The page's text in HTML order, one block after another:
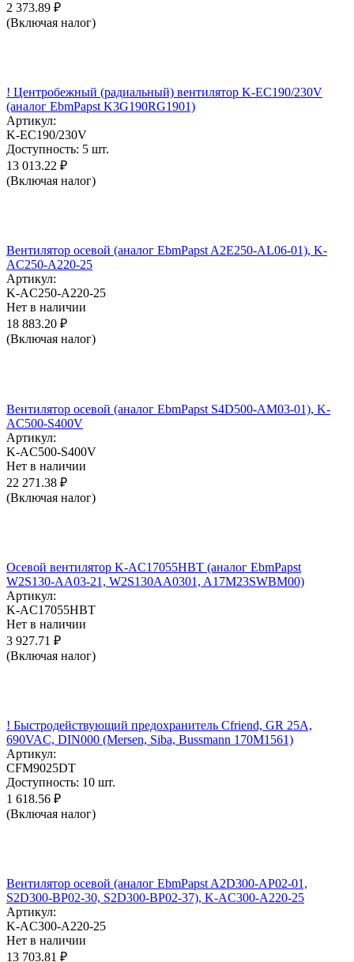
2 373.89 ₽
(Включая налог)
! Центробежный (радиальный) вентилятор K-EC190/230V
(аналог EbmPapst K3G190RG1901)
Артикул:
K-EC190/230V
Доступность: 5 шт.
13 013.22 ₽
(Включая налог)
Вентилятор осевой (аналог EbmPapst A2E250-AL06-01), K-
AC250-A220-25
Артикул:
K-AC250-A220-25
Нет в наличии
18 883.20 ₽
(Включая налог)
Вентилятор осевой (аналог EbmPapst S4D500-AM03-01), K-
AC500-S400V
Артикул:
K-AC500-S400V
Нет в наличии
22 271.38 ₽
(Включая налог)
Осевой вентилятор K-AC17055HBT (аналог EbmPapst
W2S130-AA03-21, W2S130AA0301, A17M23SWBM00)
Артикул:
K-AC17055HBT
Нет в наличии
3 927.71 ₽
(Включая налог)
! Быстродействующий предохранитель Cfriend, GR 25А,
690VAC, DIN000 (Mersen, Siba, Bussmann 170M1561)
Артикул:
CFM9025DT
Доступность: 10 шт.
1 618.56 ₽
(Включая налог)
Вентилятор осевой (аналог EbmPapst A2D300-AP02-01,
S2D300-BP02-30, S2D300-BP02-37), K-AC300-A220-25
Артикул:
K-AC300-A220-25
Нет в наличии
13 703.81 ₽